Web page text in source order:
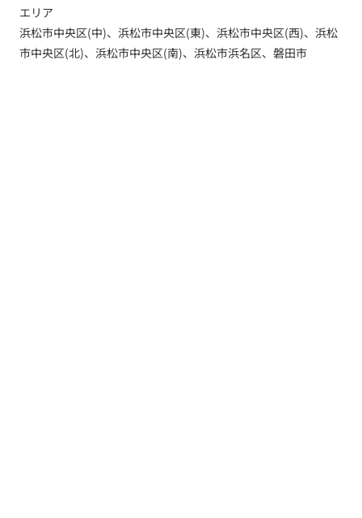
エリア
浜松市中央区(中)、浜松市中央区(東)、浜松市中央区(西)、浜松
市中央区(北)、浜松市中央区(南)、浜松市浜名区、磐田市